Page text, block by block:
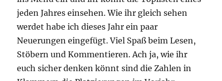
jeden Jahres einsehen. Wie ihr gleich sehen
werdet habe ich dieses Jahr ein paar
Neuerungen eingefügt. Viel Spaß beim Lesen,
Stöbern und Kommentieren. Ach ja, wie ihr
euch sicher denken könnt sind die Zahlen in